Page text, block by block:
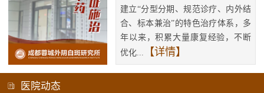
建立“分型分期、规范诊疗、内外结
合、标本兼治”的特色治疗体系，多
年以来，积累大量康复经验，不断
优化...
【详情】
医院动态